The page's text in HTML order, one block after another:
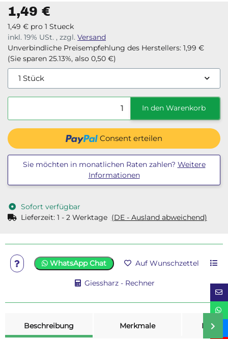
1,49 €
1,49 € pro 1 Stueck
inkl. 19% USt. , zzgl. Versand
Unverbindliche Preisempfehlung des Herstellers: 1,99 €
(Sie sparen 25.13%, also 0,50 €)
1 Stück
In den Warenkorb
Consent erteilen
Sie möchten in monatlichen Raten zahlen? Weitere
Informationen
Sofort verfügbar
Lieferzeit: 1 - 2 Werktage (DE - Ausland abweichend)
WhatsApp Chat Auf Wunschzettel
Giessharz - Rechner
Beschreibung
Merkmale